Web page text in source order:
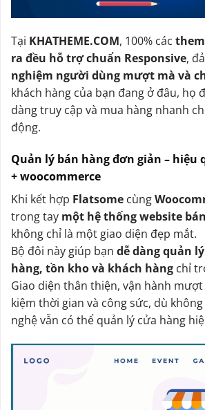
Tại KHATHEME.COM, 100% các
ra đều hỗ trợ chuẩn Responsive,
nghiệm người dùng mượt mà và
khách hàng của bạn đang ở đâu, họ
dàng truy cập và mua hàng nhanh
động.
Quản lý bán hàng đơn giản – hiệu
+ woocommerce
Khi kết hợp Flatsome cùng
trong tay một hệ thống website
không chỉ là một giao diện đẹp mắt.
Bộ đôi này giúp bạn dễ dàng quản
hàng, tồn kho và khách hàng chỉ
Giao diện thân thiện, vận hành
kiệm thời gian và công sức, dù
nghệ vẫn có thể quản lý cửa hàng